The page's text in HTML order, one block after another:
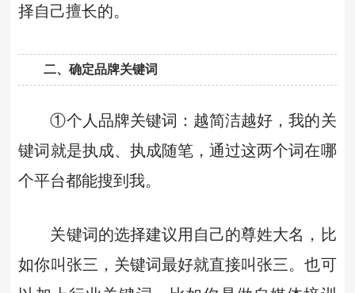
择自己擅长的。
二、确定品牌关键词
①个人品牌关键词：越简洁越好，我的关
键词就是执成、执成随笔，通过这两个词在哪
个平台都能搜到我。
关键词的选择建议用自己的尊姓大名，比
如你叫张三，关键词最好就直接叫张三。也可